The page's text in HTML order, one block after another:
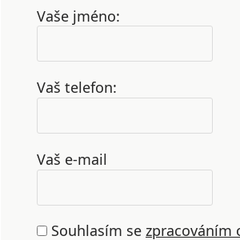
Vaše jméno:
Vaš telefon:
Vaš e-mail
Souhlasím se zpracováním